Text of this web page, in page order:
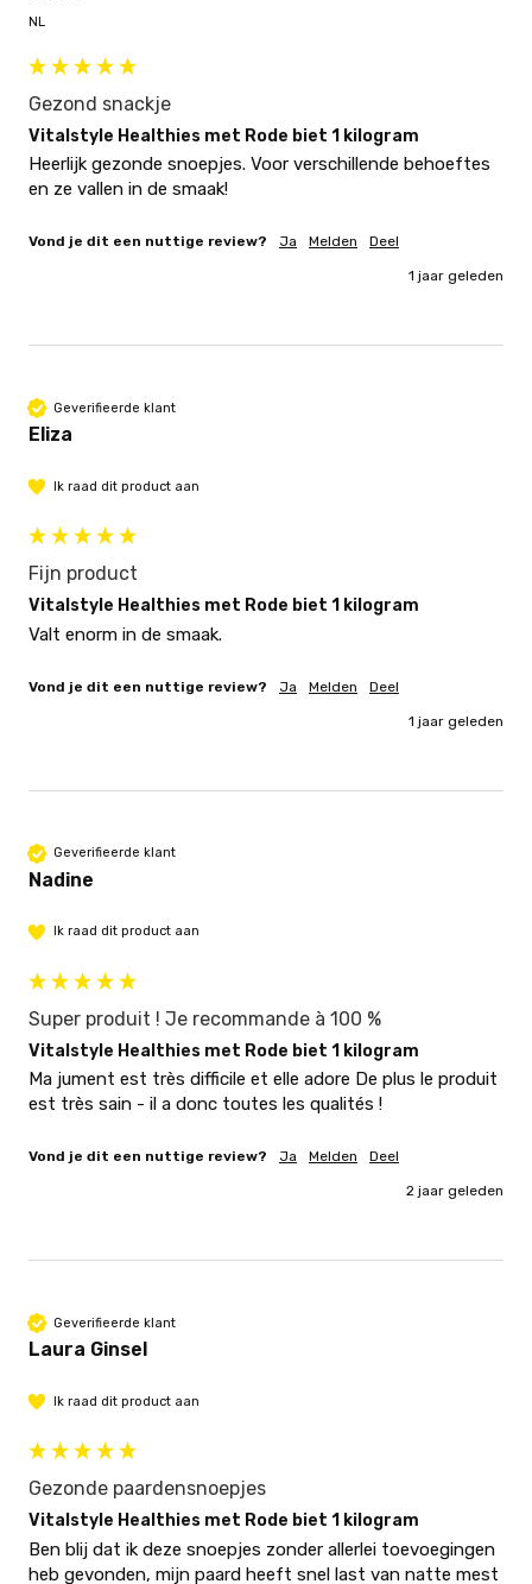
NL
Gezond snackje
Vitalstyle Healthies met Rode biet 1 kilogram
Heerlijk gezonde snoepjes. Voor verschillende behoeftes
en ze vallen in de smaak!
Vond je dit een nuttige review? Ja Melden Deel
1 jaar geleden
Geverifieerde klant
Eliza
Ik raad dit product aan
Fijn product
Vitalstyle Healthies met Rode biet 1 kilogram
Valt enorm in de smaak.
Vond je dit een nuttige review? Ja Melden Deel
1 jaar geleden
Geverifieerde klant
Nadine
Ik raad dit product aan
Super produit ! Je recommande à 100 %
Vitalstyle Healthies met Rode biet 1 kilogram
Ma jument est très difficile et elle adore De plus le produit
Vond je dit een nuttige review? Ja Melden Deel
2 jaar geleden
Geverifieerde klant
Laura Ginsel
Ik raad dit product aan
Gezonde paardensnoepjes
Vitalstyle Healthies met Rode biet 1 kilogram
Ben blij dat ik deze snoepjes zonder allerlei toevoegingen
heb gevonden, mijn paard heeft snel last van natte mest